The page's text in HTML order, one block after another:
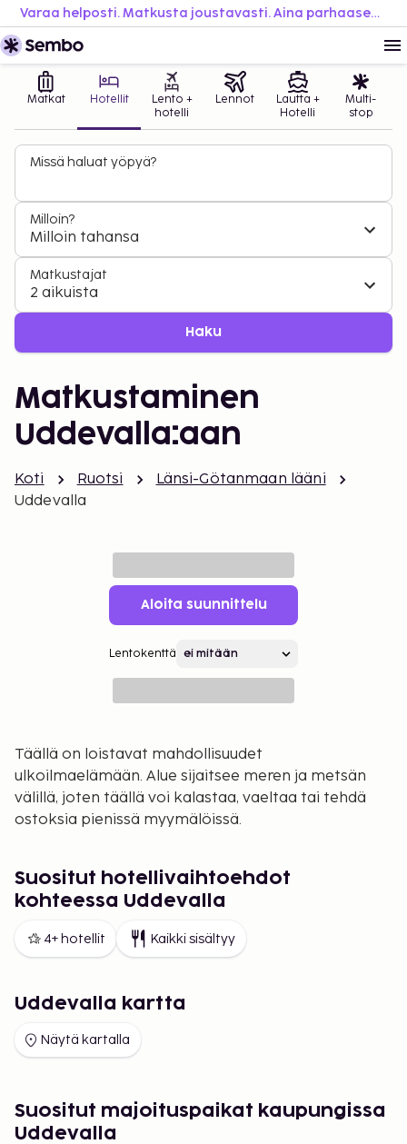
Varaa helposti. Matkusta joustavasti. Aina parhaaseen hintaan.
Matkat Hotellit
Lento +
hotelli
Lennot
Lautta +
Hotelli
Multi-
stop
Missä haluat yöpyä?
Milloin?
Milloin tahansa
Matkustajat
2 aikuista
Haku
Matkustaminen
Uddevalla:aan
Koti Ruotsi
Länsi-Götanmaan lääni
Uddevalla
Aloita suunnittelu
Lentokenttä
Täällä on loistavat mahdollisuudet
ulkoilmaelämään. Alue sijaitsee meren ja metsän
välillä, joten täällä voi kalastaa, vaeltaa tai tehdä
ostoksia pienissä myymälöissä.
Suositut hotellivaihtoehdot
kohteessa Uddevalla
4+ hotellit Kaikki sisältyy
Uddevalla kartta
Näytä kartalla
Suositut majoituspaikat kaupungissa
Uddevalla